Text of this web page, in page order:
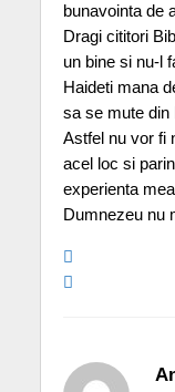
bunavointa de
Dragi cititori
un bine si nu-l
Haideti mana
sa se mute din
Astfel nu vor fi
acel loc si
experienta
Dumnezeu nu